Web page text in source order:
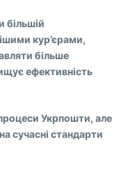
більшій
кур’єрами,
більше
ефективність
Укрпошти, але
сучасні стандарти